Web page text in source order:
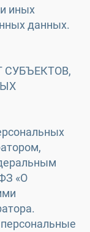
иных
данных.
«О